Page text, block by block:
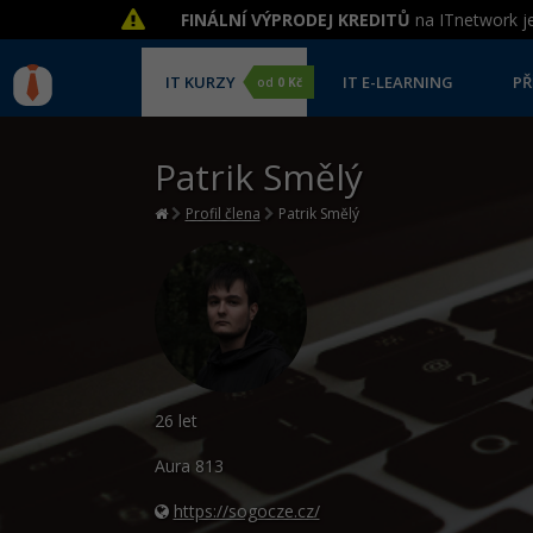
FINÁLNÍ VÝPRODEJ KREDITŮ na ITnetwork
IT KURZY od 0 Kč IT E-LEARNING
Patrik Smělý
Profil člena Patrik Smělý
26 let
Aura 813
https://sogocze.cz/